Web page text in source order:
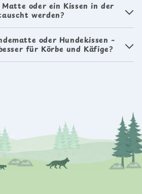
oder ein Kissen in der
werden?
oder Hundekissen –
für Körbe und Käfige?